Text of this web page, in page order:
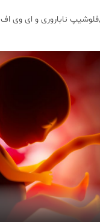
فلوشیپ ناباروری و ای وی اف